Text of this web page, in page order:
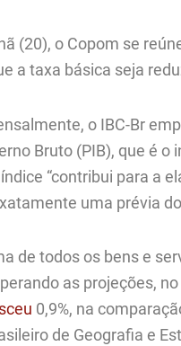
(20), o Copom se
a taxa básica seja
o IBC-Br
Bruto (PIB), que é
“contribui para a
uma prévia do
de todos os bens e
as projeções,
0,9%, na
de Geografia e